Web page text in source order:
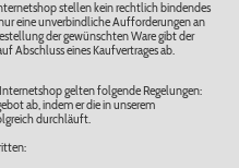
stellen kein rechtlich bindendes
eine unverbindliche Aufforderungen an
der gewünschten Ware gibt der
Abschluss eines Kaufvertrages ab.
gelten folgende Regelungen:
ab, indem er die in unserem
durchläuft.